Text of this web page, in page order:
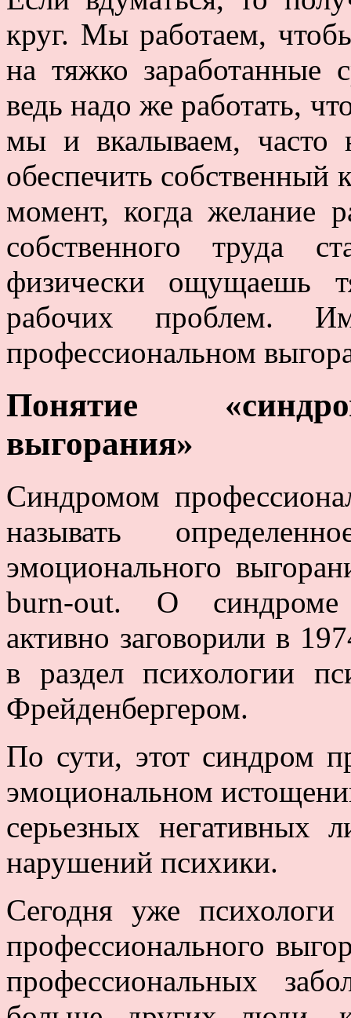
круг. Мы работаем,
на тяжко заработанные
ведь надо же работать,
мы и вкалываем, часто
обеспечить
момент, когда желание
собственного труда
физически ощущаешь
рабочих проблем.
профессиональном
Понятие
выгорания»
Синдромом
называть
эмоционального
burn-out. О синдроме
активно заговорили в
в раздел психологии
Фрейденбергером.
По сути, этот синдром
эмоциональном
серьезных негативных
нарушений психики.
Сегодня уже
профессионального
профессиональных